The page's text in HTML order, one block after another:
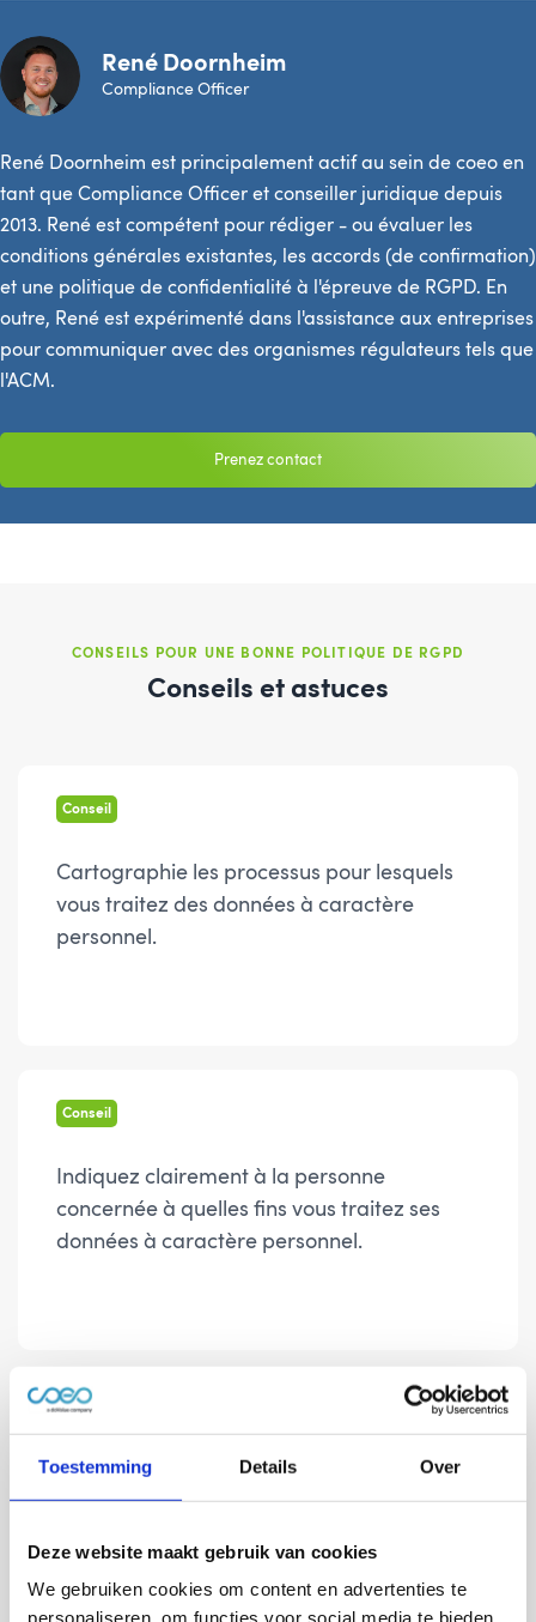
Toestemming Details Over
Deze website maakt gebruik van cookies
We gebruiken cookies om content en advertenties te
personaliseren, om functies voor social media te bieden
René Doornheim
Compliance Officer
René Doornheim est principalement actif au sein de coeo en
tant que Compliance Officer et conseiller juridique depuis
2013. René est compétent pour rédiger - ou évaluer les
conditions générales existantes, les accords (de confirmation)
et une politique de confidentialité à l'épreuve de RGPD. En
outre, René est expérimenté dans l'assistance aux entreprises
pour communiquer avec des organismes régulateurs tels que
l'ACM.
Prenez contact
CONSEILS POUR UNE BONNE POLITIQUE DE RGPD
Conseils et astuces
Conseil
Cartographie les processus pour lesquels
vous traitez des données à caractère
personnel.
Conseil
Indiquez clairement à la personne
concernée à quelles fins vous traitez ses
données à caractère personnel.
Conseil
N'utilisez les données personnelles que vous
ont été collectées.